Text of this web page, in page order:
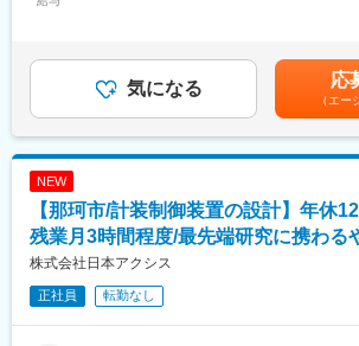
で本当に使われ、価値を生むプロダクト」
だきます。
■主な業務内容
・AI検査実行アプリケーション／AI学習シ
・フロントエンド（GUI・UI／UX）および
装
・操作性・視認性を重視したUI／UX設計
経験、スキル、年齢を考慮の上、当社規定
収構成は、月給×12ヶ月となります。■人事
じて給与改定を実施賃金はあくまでも目安
通じて上下する可能性があります。月給(
表記です。
気になる 応
（エー
NEW
【那珂市/計装制御装置の設計】年休
残業月3時間程度/最先端研究に携わる
株式会社日本アクシス
正社員 転勤なし